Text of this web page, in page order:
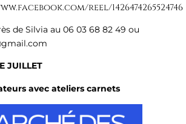
reel/1426474265524746
de Silvia au 06 03 68 82 49 ou
JUILLET
avec ateliers carnets